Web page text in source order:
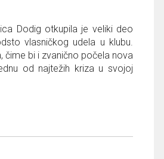
Dodig otkupila je veliki deo
vlasničkog udela u klubu.
čime bi i zvanično počela nova
od najtežih kriza u svojoj